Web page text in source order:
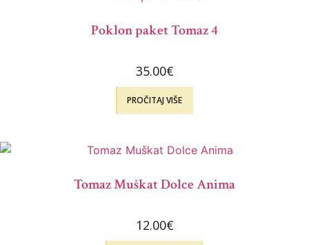
Poklon paket Tomaz 4
35.00€
PROČITAJ VIŠE
Tomaz Muškat Dolce Anima
12.00€